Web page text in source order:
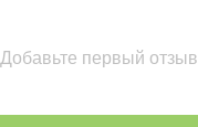
Добавьте первый отзыв